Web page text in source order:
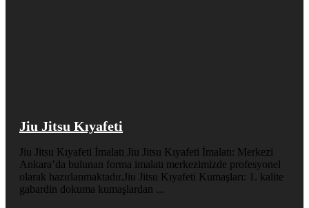
Jiu Jitsu Kıyafeti
Jiu Jitsu Kıyafeti İmalatı Jiu Jitsu Kıyafeti İmalatı: Merkezi
Ankara’da bulunan forma imalatı merkezimizde profesyonel
olarak hazırlanmaktadır.Jiu Jitsu Kıyafeti Kumaşları: 1. kalite
gabardin dokuma kumaşlardan ...